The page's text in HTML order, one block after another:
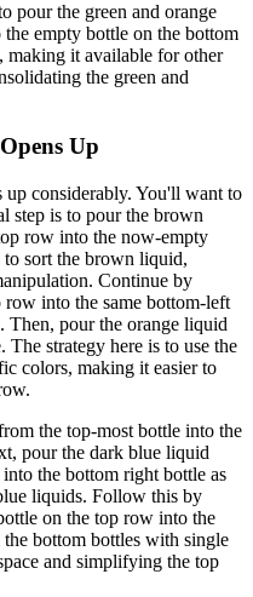
pour the green and orange
empty bottle on the bottom
making it available for other
the green and
Up
up considerably. You'll want to
step is to pour the brown
row into the now-empty
sort the brown liquid,
Continue by
into the same bottom-left
Then, pour the orange liquid
strategy here is to use the
colors, making it easier to
the top-most bottle into the
pour the dark blue liquid
the bottom right bottle as
liquids. Follow this by
on the top row into the
bottom bottles with single
and simplifying the top